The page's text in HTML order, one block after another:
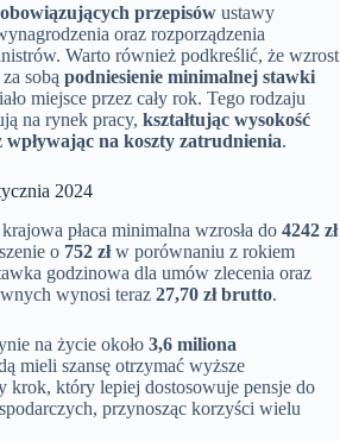
przepisów ustawy
oraz rozporządzenia
Warto również podkreślić, że wzrost
sobą podniesienie minimalnej stawki
miejsce przez cały rok. Tego rodzaju
na rynek pracy, kształtując wysokość
na koszty zatrudnienia.
2024
płaca minimalna wzrosła do 4242 zł
o 752 złw porównaniu z rokiem
godzinowa dla umów zlecenia oraz
wynosi teraz 27,70 zł brutto.
na życie około 3,6 miliona
mieli szansę otrzymać wyższe
krok, który lepiej dostosowuje pensje do
przynosząc korzyści wielu